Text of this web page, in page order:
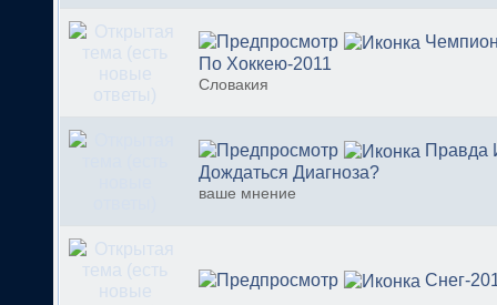
По Хоккею-2011
Словакия
Правда
Дождаться Диагноза?
ваше мнение
Снег-